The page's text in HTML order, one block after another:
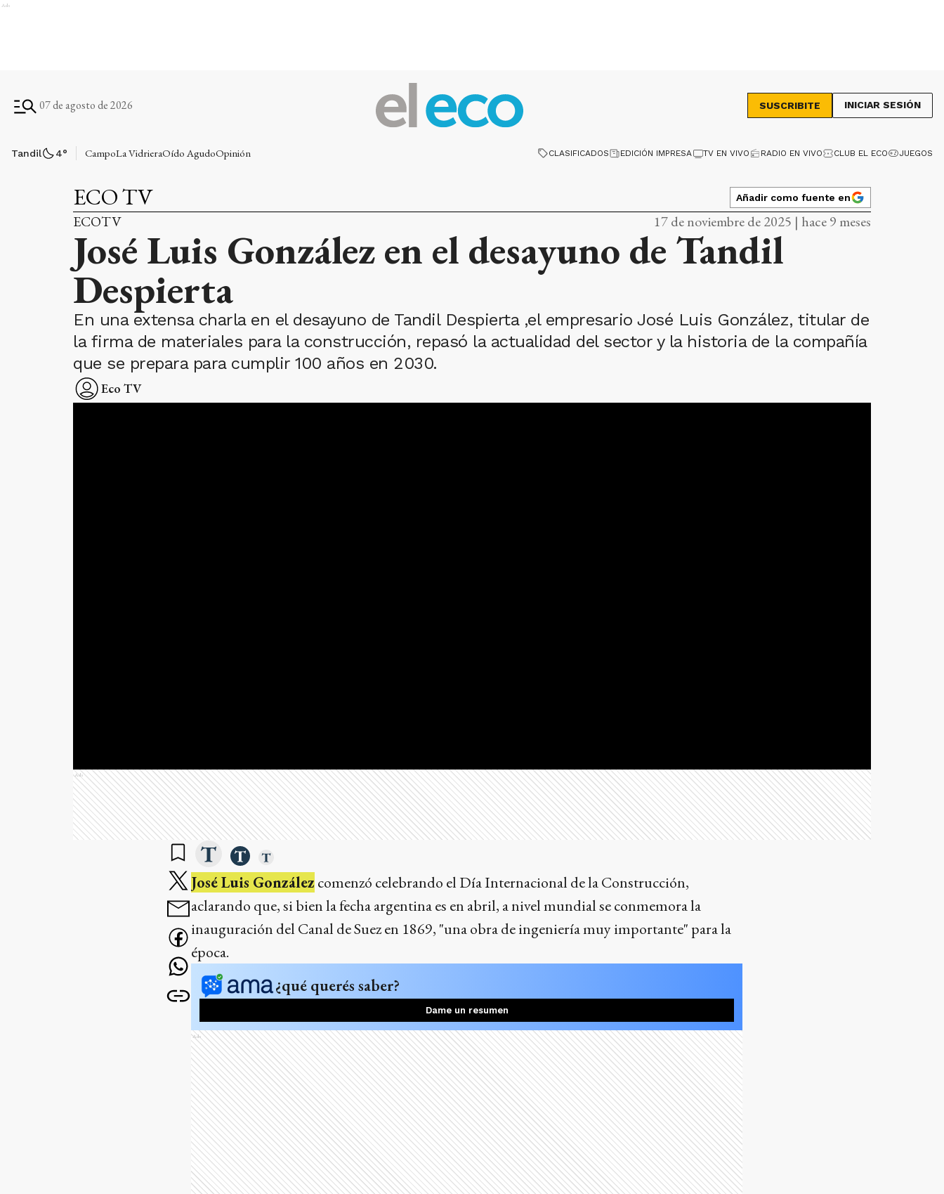
Ads
07 de agosto de 2026 SUSCRIBITE INICIAR SESIÓN
Tandil 4° CampoLa VidrieraOído AgudoOpinión CLASIFICADOS EDICIÓN IMPRESA TV EN VIVO RADIO EN VIVO CLUB EL ECO JUEGOS
ECO TV Añadir como fuente en
ECOTV 17 de noviembre de 2025 | hace 9 meses
José Luis González en el desayuno de Tandil
Despierta
En una extensa charla en el desayuno de Tandil Despierta ,el empresario José Luis González, titular de
la firma de materiales para la construcción, repasó la actualidad del sector y la historia de la compañía
que se prepara para cumplir 100 años en 2030.
Eco TV
Ads
José Luis González comenzó celebrando el Día Internacional de la Construcción,
aclarando que, si bien la fecha argentina es en abril, a nivel mundial se conmemora la
inauguración del Canal de Suez en 1869, "una obra de ingeniería muy importante" para la
época.
¿qué querés saber?
Dame un resumen
Ads